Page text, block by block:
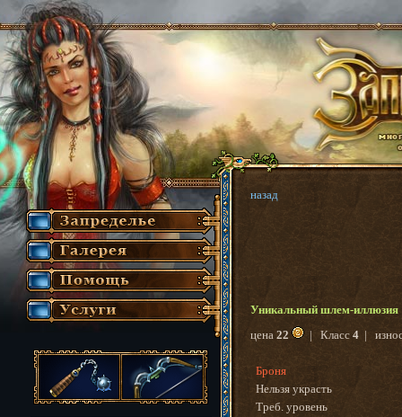
назад
Уникальный шлем-
цена 22 | Класс 4 |
Броня
Нельзя украсть
Треб. уровень